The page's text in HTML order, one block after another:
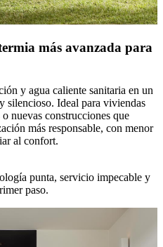
más avanzada para
y agua caliente sanitaria en un
silencioso. Ideal para viviendas
nuevas construcciones que
más responsable, con menor
al confort.
punta, servicio impecable y
paso.